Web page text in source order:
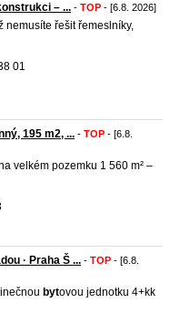
– ... - TOP - [6.8. 2026]
nemusíte řešit řemeslníky,
01
195 m2, ... - TOP - [6.8.
velkém pozemku 1 560 m² –
· Praha Š ... - TOP - [6.8.
bytovou jednotku 4+kk